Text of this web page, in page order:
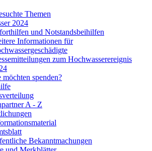
Themen
2024
und Notstandsbeihilfen
Informationen für
zum Hochwasserereignis
möchten spenden?
A - Z
Bekanntmachungen